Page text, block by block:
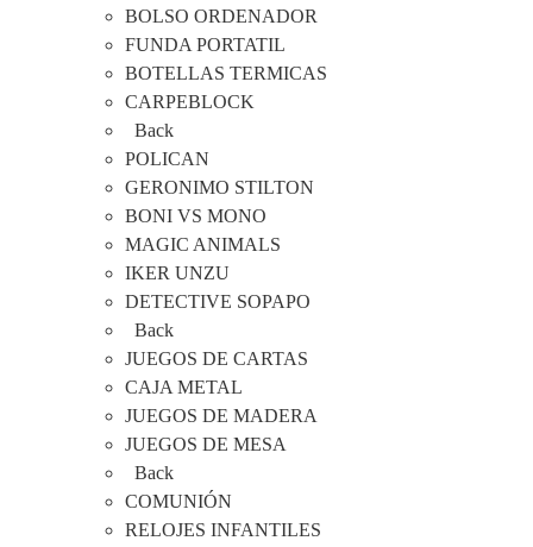
BOLSO ORDENADOR
FUNDA PORTATIL
BOTELLAS TERMICAS
CARPEBLOCK
Back
POLICAN
GERONIMO STILTON
BONI VS MONO
MAGIC ANIMALS
IKER UNZU
DETECTIVE SOPAPO
Back
JUEGOS DE CARTAS
CAJA METAL
JUEGOS DE MADERA
JUEGOS DE MESA
Back
COMUNIÓN
RELOJES INFANTILES